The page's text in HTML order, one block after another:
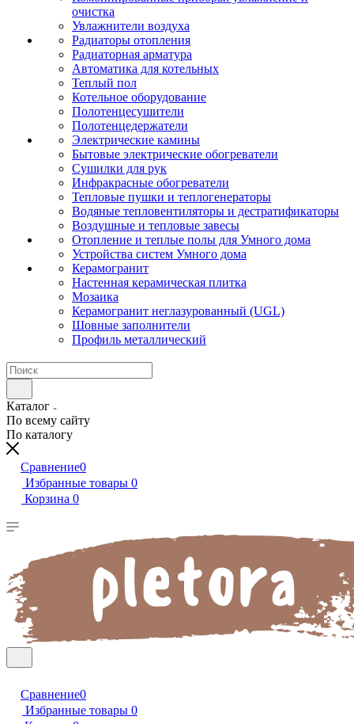
очистка
Увлажнители воздуха
Радиаторы отопления
Радиаторная арматура
Автоматика для котельных
Теплый пол
Котельное оборудование
Полотенцесушители
Полотенцедержатели
Электрические камины
Бытовые электрические обогреватели
Сушилки для рук
Инфракрасные обогреватели
Тепловые пушки и теплогенераторы
Водяные тепловентиляторы и дестратификаторы
Воздушные и тепловые завесы
Отопление и теплые полы для Умного дома
Устройства систем Умного дома
Керамогранит
Настенная керамическая плитка
Мозаика
Керамогранит неглазурованный (UGL)
Шовные заполнители
Профиль металлический
Каталог
По всему сайту
По каталогу
Сравнение0
Избранные товары 0
Корзина 0
Сравнение0
Избранные товары 0